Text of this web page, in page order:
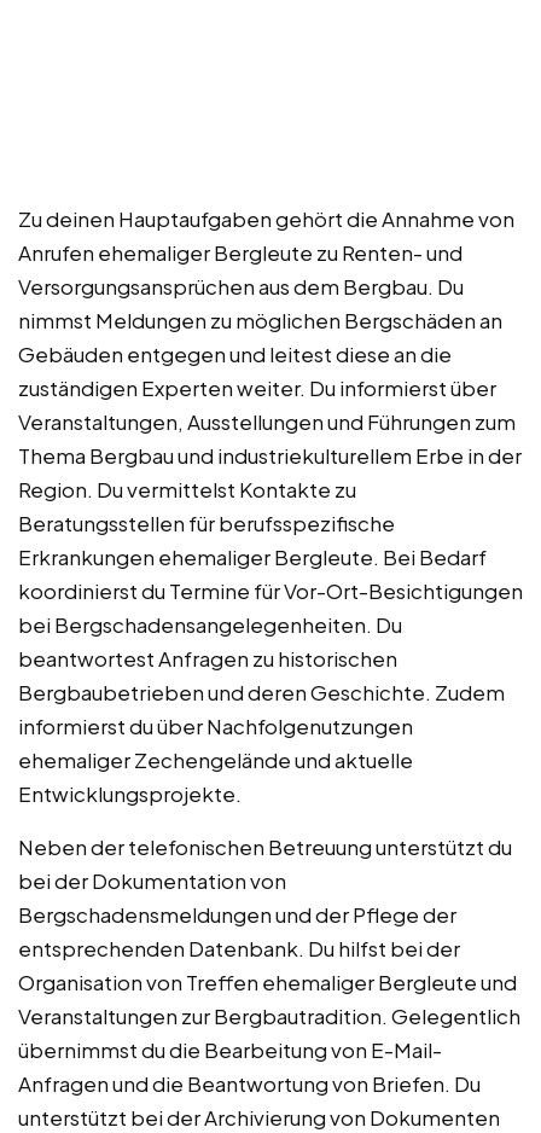
Zu deinen Hauptaufgaben gehört die Annahme von
Anrufen ehemaliger Bergleute zu Renten- und
Versorgungsansprüchen aus dem Bergbau. Du
nimmst Meldungen zu möglichen Bergschäden an
Gebäuden entgegen und leitest diese an die
zuständigen Experten weiter. Du informierst über
Veranstaltungen, Ausstellungen und Führungen zum
Thema Bergbau und industriekulturellem Erbe in der
Region. Du vermittelst Kontakte zu
Beratungsstellen für berufsspezifische
Erkrankungen ehemaliger Bergleute. Bei Bedarf
koordinierst du Termine für Vor-Ort-Besichtigungen
bei Bergschadensangelegenheiten. Du
beantwortest Anfragen zu historischen
Bergbaubetrieben und deren Geschichte. Zudem
informierst du über Nachfolgenutzungen
ehemaliger Zechengelände und aktuelle
Entwicklungsprojekte.
Neben der telefonischen Betreuung unterstützt du
bei der Dokumentation von
Bergschadensmeldungen und der Pflege der
entsprechenden Datenbank. Du hilfst bei der
Organisation von Treffen ehemaliger Bergleute und
Veranstaltungen zur Bergbautradition. Gelegentlich
übernimmst du die Bearbeitung von E-Mail-
Anfragen und die Beantwortung von Briefen. Du
unterstützt bei der Archivierung von Dokumenten